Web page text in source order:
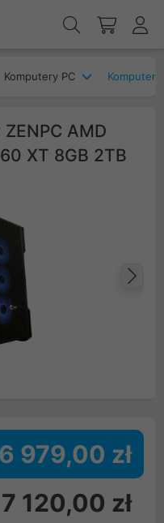
Komputery PC
AMD
XT 8GB 2TB
6 979,00 zł
7 120,00 zł